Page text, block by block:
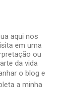
aqui nos
em uma
ou
da vida
o blog e
a minha